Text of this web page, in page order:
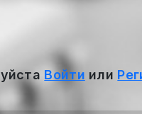
Войти или